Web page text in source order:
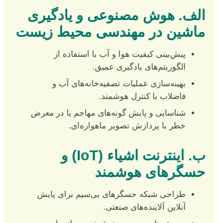
الف. هوش مصنوعی و یادگیری
ماشین در مهندسی محیط زیست
پیش‌بینی کیفیت هوا و آب با استفاده از
الگوریتم‌های یادگیری عمیق.
بهینه‌سازی عملیات تصفیه‌خانه‌های آب و
فاضلاب با کنترل هوشمند.
شناسایی و پایش گونه‌های مهاجم یا در معرض
خطر با پردازش تصویر ماهواره‌ای.
ب. اینترنت اشیاء (IoT) و
حسگرهای هوشمند
طراحی شبکه حسگرهای بی‌سیم برای پایش
آنلاین آلاینده‌های صنعتی.